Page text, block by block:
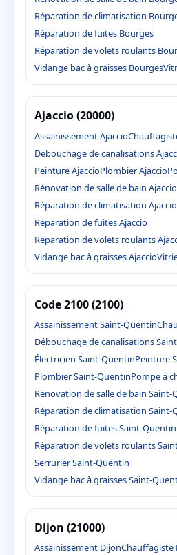
Réparation de climatisation
Réparation de fuites Bourges
Réparation de volets roulants
Vidange bac à graisses Bourges
Ajaccio (20000)
Assainissement Ajaccio
Débouchage de canalisations
Peinture AjaccioPlombier Ajaccio
Rénovation de salle de bain Ajaccio
Réparation de climatisation Ajaccio
Réparation de fuites Ajaccio
Réparation de volets roulants
Vidange bac à graisses Ajaccio
Code 2100 (2100)
Assainissement Saint-Quentin
Débouchage de canalisations
Électricien Saint-QuentinPeinture
Plombier Saint-QuentinPompe à
Rénovation de salle de bain Saint-
Réparation de climatisation Saint-
Réparation de fuites Saint-Quentin
Réparation de volets roulants
Serrurier Saint-Quentin
Vidange bac à graisses Saint-
Dijon (21000)
Assainissement DijonChauffagiste